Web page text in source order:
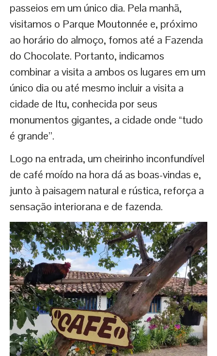
passeios em um único dia. Pela manhã,
visitamos o Parque Moutonnée e, próximo
ao horário do almoço, fomos até a Fazenda
do Chocolate. Portanto, indicamos
combinar a visita a ambos os lugares em um
único dia ou até mesmo incluir a visita a
cidade de Itu, conhecida por seus
monumentos gigantes, a cidade onde “tudo
é grande”.
Logo na entrada, um cheirinho inconfundível
de café moído na hora dá as boas-vindas e,
junto à paisagem natural e rústica, reforça a
sensação interiorana e de fazenda.